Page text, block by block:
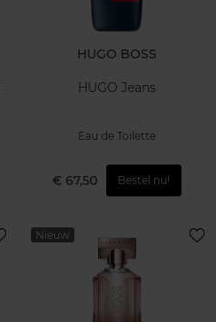
HUGO BOSS
HUGO Jeans
Eau de Toilette
€ 67,50 Bestel nu!
Nieuw